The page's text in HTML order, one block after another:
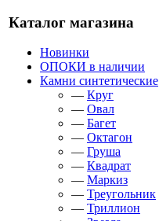
Каталог магазина
Новинки
ОПОКИ в наличии
Камни синтетические
— Круг
— Овал
— Багет
— Октагон
— Груша
— Квадрат
— Маркиз
— Треугольник
— Триллион